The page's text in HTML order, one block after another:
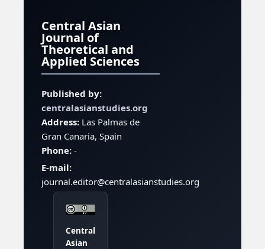
Central Asian
Journal of
Theoretical and
Applied Sciences
Published by:
centralasianstudies.org
Address:Las Palmas de
Gran Canaria, Spain
Phone:-
E-mail:
journal.editor@centralasianstudies.org
Central
Asian